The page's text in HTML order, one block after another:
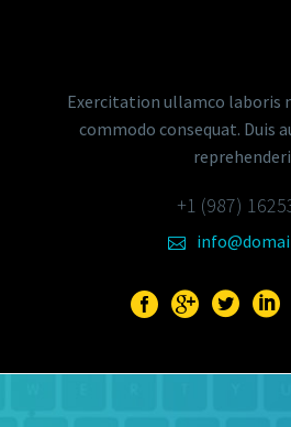
Exercitation ullamco laboris
commodo consequat. Duis
+1 (987)